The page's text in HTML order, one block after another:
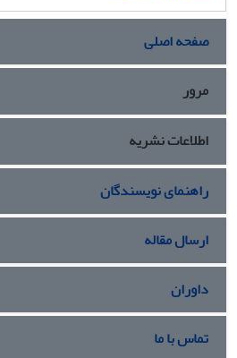
صفحه اصلی
مرور
اطلاعات نشریه
راهنمای نویسندگان
ارسال مقاله
داوران
تماس با ما